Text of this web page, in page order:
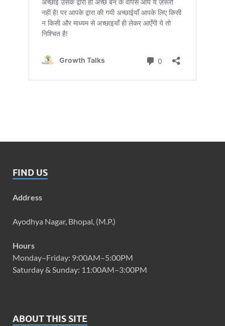
FIND US
Address
Ayodhya Nagar, Bhopal, (M.P.)
Hours
Monday–Friday: 9:00AM–5:00PM
Saturday & Sunday: 11:00AM–3:00PM
ABOUT THIS SITE